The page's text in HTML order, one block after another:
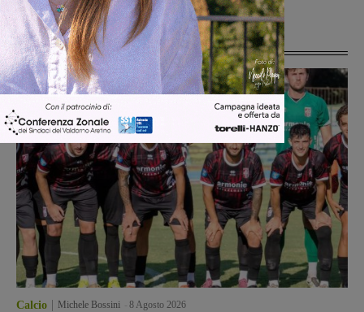
Ultime Notizie
Calcio Michele Bossini 8 Agosto 2026